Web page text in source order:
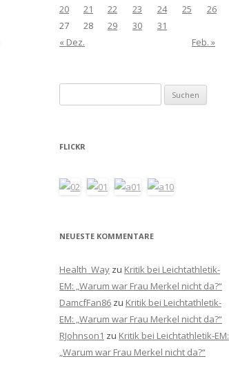
20
21 22 23 24 25
26
27
28 29 30
31
« Dez.
Feb. »
nach:
FLICKR
NEUESTE KOMMENTARE
Health_Way zu Kritik bei Leichtathletik-
EM: „Warum war Frau Merkel nicht da?“
DamcfFan86 zu Kritik bei Leichtathletik-
EM: „Warum war Frau Merkel nicht da?“
RJohnson1 zu Kritik bei Leichtathletik-EM:
„Warum war Frau Merkel nicht da?“